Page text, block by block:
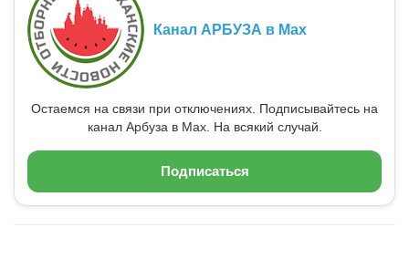
Канал АРБУЗА в Max
Остаемся на связи при отключениях. Подписывайтесь на
канал Арбуза в Max. На всякий случай.
Подписаться